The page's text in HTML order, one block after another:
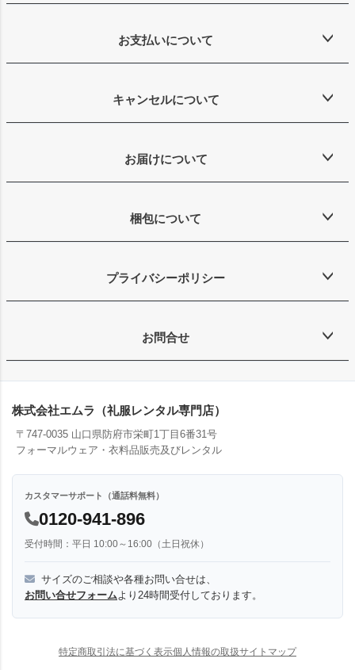
お支払いについて
キャンセルについて
お届けについて
梱包について
プライバシーポリシー
お問合せ
株式会社エムラ（礼服レンタル専門店）
〒747-0035 山口県防府市栄町1丁目6番31号
フォーマルウェア・衣料品販売及びレンタル
カスタマーサポート（通話料無料）
0120-941-896
受付時間：平日 10:00～16:00（土日祝休）
サイズのご相談や各種お問い合せは、
お問い合せフォームより24時間受付しております。
特定商取引法に基づく表示個人情報の取扱サイトマップ